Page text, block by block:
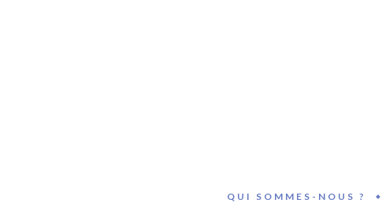
QUI SOMMES-NOUS ?